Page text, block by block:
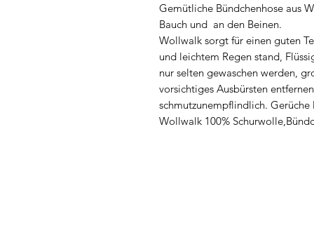
Gemütliche Bündchenhose aus
Bauch und an den Beinen.
Wollwalk sorgt für einen guten
und leichtem Regen stand,
nur selten gewaschen werden,
vorsichtiges Ausbürsten
schmutzunempflindlich. Gerüche
Wollwalk 100%